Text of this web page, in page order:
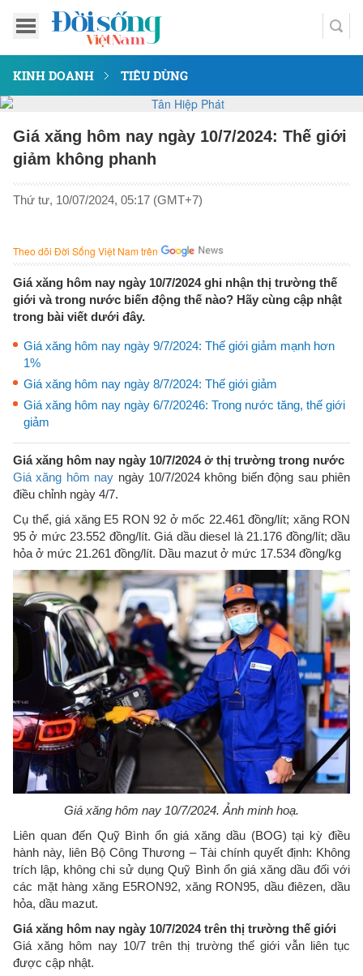
KINH DOANH TIÊU DÙNG
Giá xăng hôm nay ngày 10/7/2024: Thế giới
giảm không phanh
Thứ tư, 10/07/2024, 05:17 (GMT+7)
Theo dõi Đời Sống Việt Nam trên
Giá xăng hôm nay ngày 10/7/2024 ghi nhận thị trường thế
giới và trong nước biến động thế nào? Hãy cùng cập nhật
trong bài viết dưới đây.
Giá xăng hôm nay ngày 9/7/2024: Thế giới giảm mạnh hơn
1%
Giá xăng hôm nay ngày 8/7/2024: Thế giới giảm
Giá xăng hôm nay ngày 6/7/20246: Trong nước tăng, thế giới
giảm
Giá xăng hôm nay ngày 10/7/2024 ở thị trường trong nước
Giá xăng hôm nay ngày 10/7/2024 không biến động sau phiên
điều chỉnh ngày 4/7.
Cụ thể, giá xăng E5 RON 92 ở mốc 22.461 đồng/lít; xăng RON
95 ở mức 23.552 đồng/lít. Giá dầu diesel là 21.176 đồng/lít; dầu
hỏa ở mức 21.261 đồng/lít. Dầu mazut ở mức 17.534 đồng/kg
Giá xăng hôm nay 10/7/2024. Ảnh minh hoạ.
Liên quan đến Quỹ Bình ổn giá xăng dầu (BOG) tại kỳ điều
hành này, liên Bộ Công Thương – Tài chính quyết định: Không
trích lập, không chi sử dụng Quỹ Bình ổn giá xăng dầu đối với
các mặt hàng xăng E5RON92, xăng RON95, dầu điêzen, dầu
hỏa, dầu mazut.
Giá xăng hôm nay ngày 10/7/2024 trên thị trường thế giới
Giá xăng hôm nay 10/7 trên thị trường thế giới vẫn liên tục
được cập nhật.